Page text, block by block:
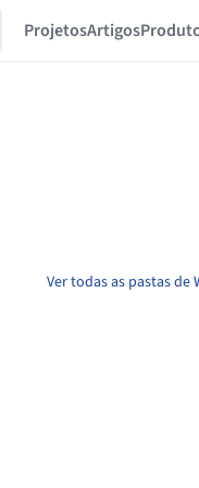
ProjetosArtigos
Ver todas as pastas de